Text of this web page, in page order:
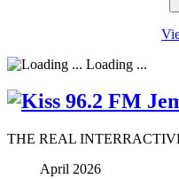
Loading ...
THE REAL
April 2026